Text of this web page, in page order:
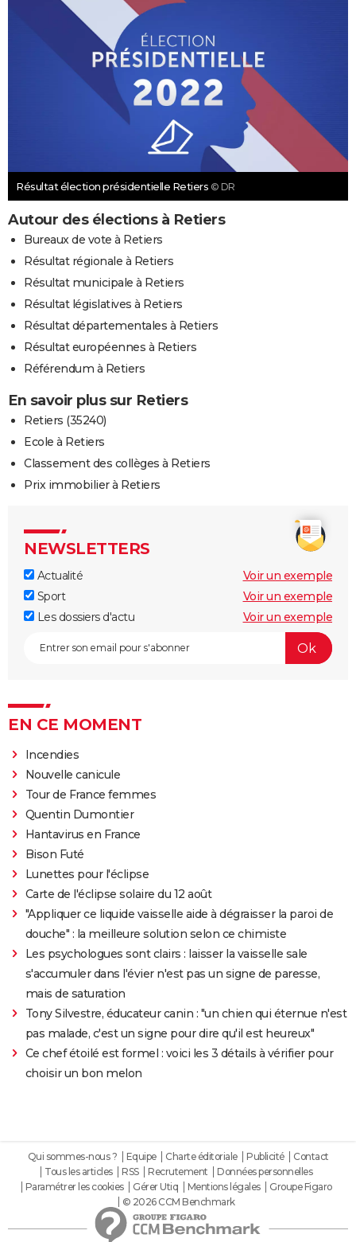
Résultat élection présidentielle Retiers © DR
Autour des élections à Retiers
Bureaux de vote à Retiers
Résultat régionale à Retiers
Résultat municipale à Retiers
Résultat législatives à Retiers
Résultat départementales à Retiers
Résultat européennes à Retiers
Référendum à Retiers
En savoir plus sur Retiers
Retiers (35240)
Ecole à Retiers
Classement des collèges à Retiers
Prix immobilier à Retiers
NEWSLETTERS
Actualité
Voir un exemple
Sport
Voir un exemple
Les dossiers d'actu
Voir un exemple
EN CE MOMENT
Incendies
Nouvelle canicule
Tour de France femmes
Quentin Dumontier
Hantavirus en France
Bison Futé
Lunettes pour l'éclipse
Carte de l'éclipse solaire du 12 août
"Appliquer ce liquide vaisselle aide à dégraisser la paroi de
douche" : la meilleure solution selon ce chimiste
Les psychologues sont clairs : laisser la vaisselle sale
s'accumuler dans l'évier n'est pas un signe de paresse,
mais de saturation
Tony Silvestre, éducateur canin : "un chien qui éternue n'est
pas malade, c'est un signe pour dire qu'il est heureux"
Ce chef étoilé est formel : voici les 3 détails à vérifier pour
choisir un bon melon
Qui sommes-nous ? Equipe Charte éditoriale Publicité
Contact
Tous les articles
RSS Recrutement
Données personnelles
Paramétrer les cookies
Gérer Utiq Mentions légales
Groupe Figaro
© 2026 CCM Benchmark